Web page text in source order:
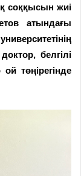
соққысын жиі
атындағы
белгілі
төңірегінде